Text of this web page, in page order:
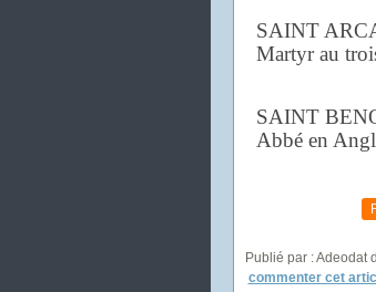
SAINT
Martyr au
SAINT
Abbé en
Publié par : Adeodat
commenter cet